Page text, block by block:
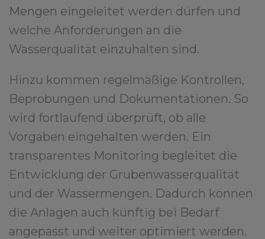
Mengen eingeleitet werden dürfen und
welche Anforderungen an die
Wasserqualität einzuhalten sind.
Hinzu kommen regelmäßige Kontrollen,
Beprobungen und Dokumentationen. So
wird fortlaufend überprüft, ob alle
Vorgaben eingehalten werden. Ein
transparentes Monitoring begleitet die
Entwicklung der Grubenwasserqualität
und der Wassermengen. Dadurch können
die Anlagen auch künftig bei Bedarf
angepasst und weiter optimiert werden.